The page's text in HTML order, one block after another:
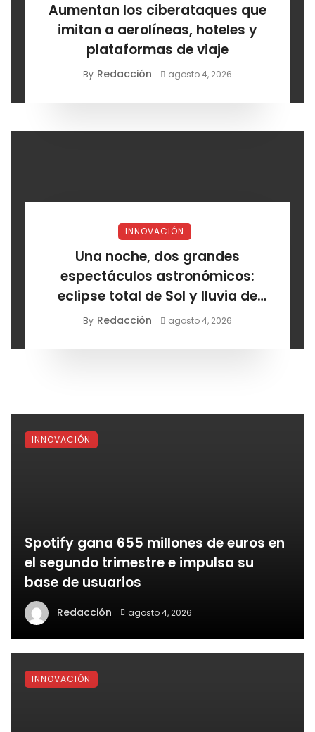
Aumentan los ciberataques que
imitan a aerolíneas, hoteles y
plataformas de viaje
By Redacción agosto 4, 2026
INNOVACIÓN
Una noche, dos grandes
espectáculos astronómicos:
eclipse total de Sol y lluvia de
estrellas
By Redacción agosto 4, 2026
Spotify gana 655 millones de euros en
el segundo trimestre e impulsa su
base de usuarios
Redacción agosto 4, 2026
INNOVACIÓN
INNOVACIÓN